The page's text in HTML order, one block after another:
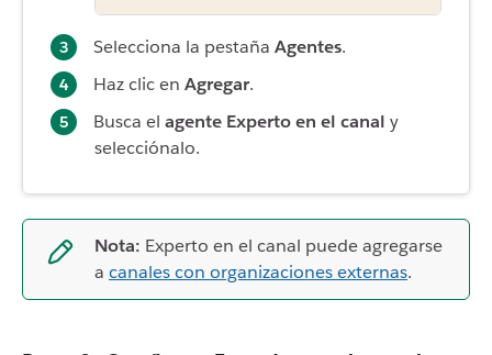
Selecciona la pestaña Agentes.
Haz clic en Agregar.
Busca el agente Experto en el canal y
selecciónalo.
Nota: Experto en el canal puede agregarse
a canales con organizaciones externas.